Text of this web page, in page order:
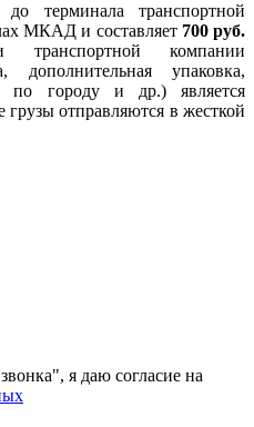
терминала транспортной
МКАД и составляет 700 руб.
транспортной компании
дополнительная упаковка,
по городу и др.) является
отправляются в жесткой
я даю согласие на